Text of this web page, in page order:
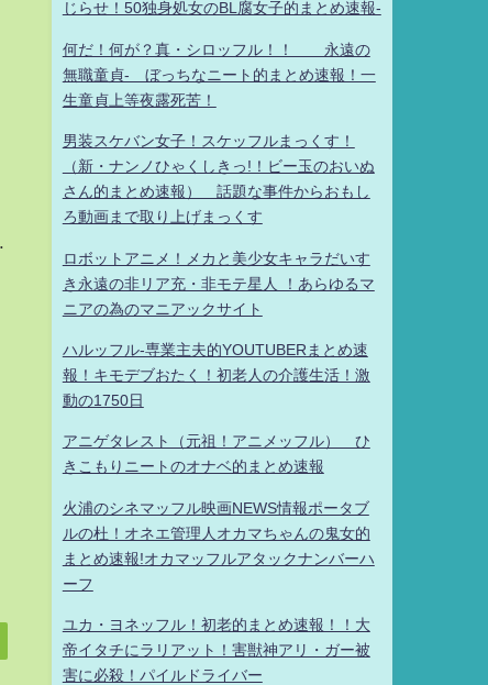
じらせ！50独身処女のBL腐女子的まとめ速報-
何だ！何が？真・シロッフル！！ 永遠の
無職童貞- ぼっちなニート的まとめ速報！一
生童貞上等夜露死苦！
男装スケバン女子！スケッフルまっくす！
（新・ナンノひゃくしきっ!！ビー玉のおいぬ
さん的まとめ速報） 話題な事件からおもし
ろ動画まで取り上げまっくす
ロボットアニメ！メカと美少女キャラだいす
き永遠の非リア充・非モテ星人 ！あらゆるマ
ニアの為のマニアックサイト
ハルッフル-専業主夫的YOUTUBERまとめ速
報！キモデブおたく！初老人の介護生活！激
動の1750日
アニゲタレスト（元祖！アニメッフル） ひ
きこもりニートのオナベ的まとめ速報
火浦のシネマッフル映画NEWS情報ポータブ
ルの杜！オネエ管理人オカマちゃんの鬼女的
まとめ速報!オカマッフルアタックナンバーハ
ーフ
ユカ・ヨネッフル！初老的まとめ速報！！大
帝イタチにラリアット！害獣神アリ・ガー被
害に必殺！パイルドライバー